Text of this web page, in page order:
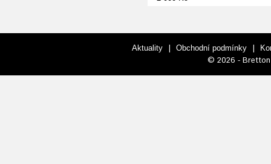
Aktuality | Obchodní podmínky |
© 2026 - Bretton